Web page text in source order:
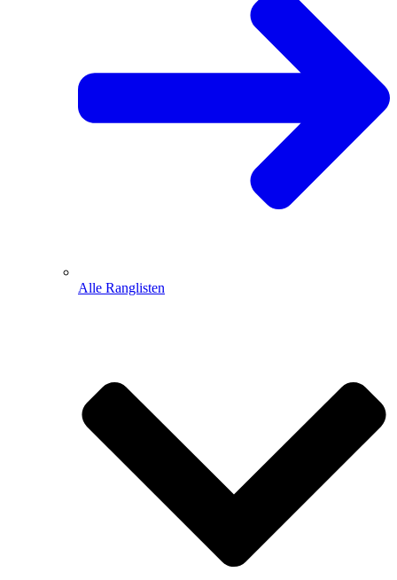
Alle Ranglisten